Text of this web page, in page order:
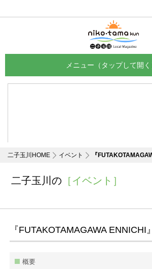
二子玉川HOME イベント 『
二子玉川の ［イベント］
『FUTAKOTAMAGAWA ENNICHI
概要
メニュー